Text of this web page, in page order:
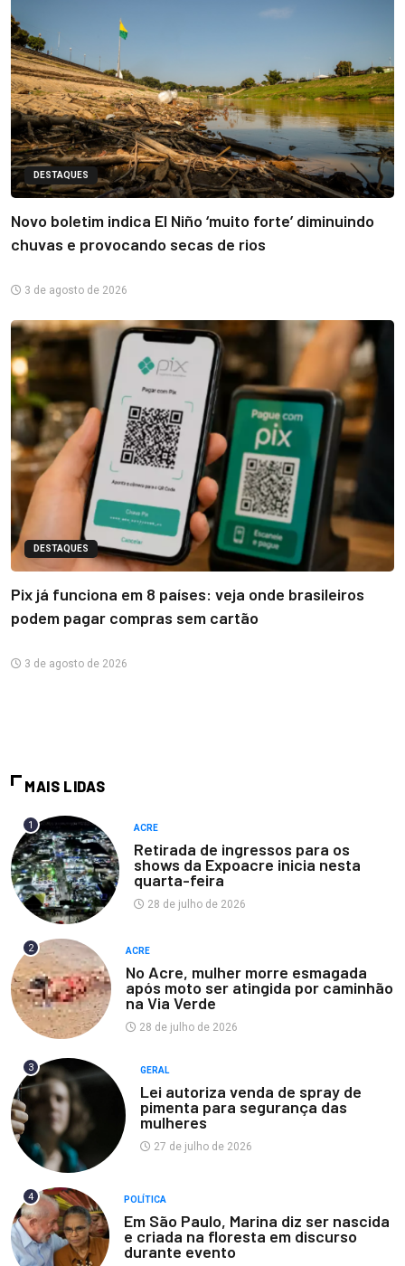
DESTAQUES
Novo boletim indica El Niño ‘muito forte’ diminuindo
chuvas e provocando secas de rios
3 de agosto de 2026
DESTAQUES
Pix já funciona em 8 países: veja onde brasileiros
podem pagar compras sem cartão
3 de agosto de 2026
MAIS LIDAS
1 ACRE
Retirada de ingressos para os
shows da Expoacre inicia nesta
quarta-feira
28 de julho de 2026
2 ACRE
No Acre, mulher morre esmagada
após moto ser atingida por caminhão
na Via Verde
28 de julho de 2026
3 GERAL
Lei autoriza venda de spray de
pimenta para segurança das
mulheres
27 de julho de 2026
4 POLÍTICA
Em São Paulo, Marina diz ser nascida
e criada na floresta em discurso
durante evento